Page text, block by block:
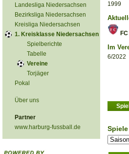
Landesliga Niedersachsen
Bezirksliga Niedersachsen
Kreisliga Niedersachsen
1. Kreisklasse Niedersachsen
Spielberichte
Tabelle
Vereine
Torjäger
Pokal
Über uns
Partner
www.harburg-fussball.de
1999
Im
6/2022
Spiele